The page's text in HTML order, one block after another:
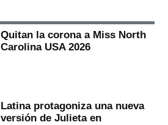
Quitan la corona a Miss North
Carolina USA 2026
Latina protagoniza una nueva
versión de Julieta en